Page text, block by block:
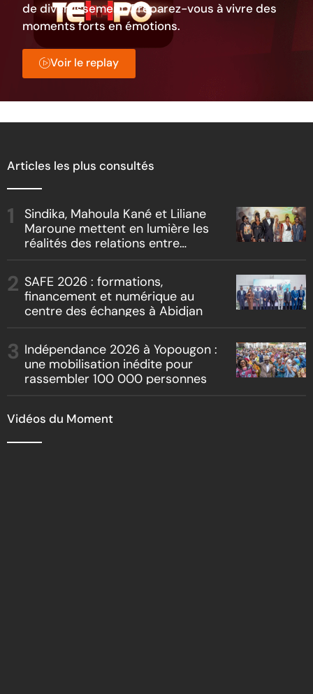
de divertissement. Préparez-vous à vivre des
moments forts en émotions.
Voir le replay
Articles les plus consultés
Sindika, Mahoula Kané et Liliane
Maroune mettent en lumière les
réalités des relations entre
« Boss vs Boss »
SAFE 2026 : formations,
financement et numérique au
centre des échanges à Abidjan
Indépendance 2026 à Yopougon :
une mobilisation inédite pour
rassembler 100 000 personnes
Vidéos du Moment